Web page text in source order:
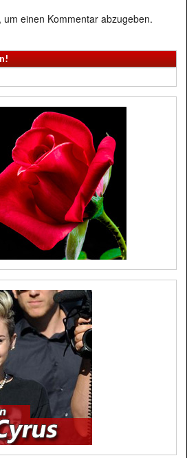
um einen Kommentar abzugeben.